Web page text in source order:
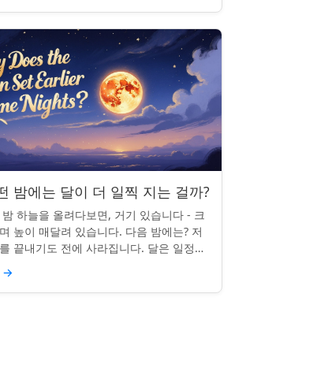
밤에는 달이 더 일찍 지는 걸까?
하늘을 올려다보면, 거기 있습니다 - 크
높이 매달려 있습니다. 다음 밤에는? 저
끝내기도 전에 사라집니다. 달은 일정한
간을 지키지 않으며, 그럴 만한 좋은 이유가
...
→